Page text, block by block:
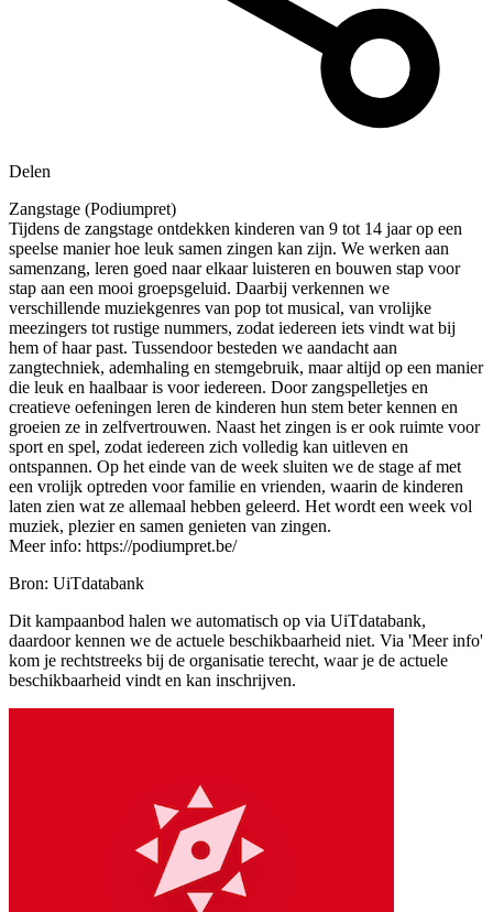
Delen
Zangstage (Podiumpret)
Tijdens de zangstage ontdekken kinderen van 9 tot 14 jaar op een
speelse manier hoe leuk samen zingen kan zijn. We werken aan
samenzang, leren goed naar elkaar luisteren en bouwen stap voor
stap aan een mooi groepsgeluid. Daarbij verkennen we
verschillende muziekgenres van pop tot musical, van vrolijke
meezingers tot rustige nummers, zodat iedereen iets vindt wat bij
hem of haar past. Tussendoor besteden we aandacht aan
zangtechniek, ademhaling en stemgebruik, maar altijd op een manier
die leuk en haalbaar is voor iedereen. Door zangspelletjes en
creatieve oefeningen leren de kinderen hun stem beter kennen en
groeien ze in zelfvertrouwen. Naast het zingen is er ook ruimte voor
sport en spel, zodat iedereen zich volledig kan uitleven en
ontspannen. Op het einde van de week sluiten we de stage af met
een vrolijk optreden voor familie en vrienden, waarin de kinderen
laten zien wat ze allemaal hebben geleerd. Het wordt een week vol
muziek, plezier en samen genieten van zingen.
Meer info: https://podiumpret.be/
Bron: UiTdatabank
Dit kampaanbod halen we automatisch op via UiTdatabank,
daardoor kennen we de actuele beschikbaarheid niet. Via 'Meer info'
kom je rechtstreeks bij de organisatie terecht, waar je de actuele
beschikbaarheid vindt en kan inschrijven.